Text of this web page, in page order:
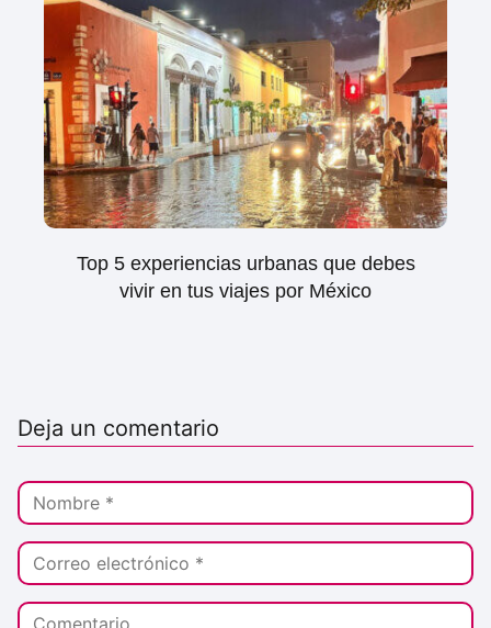
Top 5 experiencias urbanas que debes
vivir en tus viajes por México
Deja un comentario